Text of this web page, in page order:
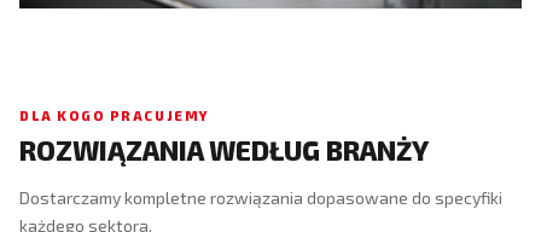
DLA KOGO PRACUJEMY
ROZWIĄZANIA WEDŁUG BRANŻY
Dostarczamy kompletne rozwiązania dopasowane do specyfiki
każdego sektora.